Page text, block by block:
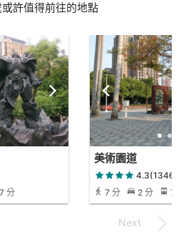
許值得前往的地點
分
美術園道
4.3(1346)
7 分
2 分 7 分